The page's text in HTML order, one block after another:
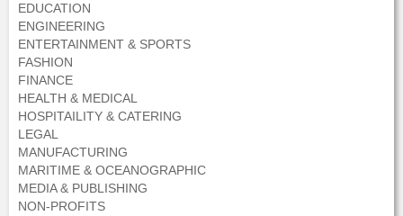
EDUCATION
ENGINEERING
ENTERTAINMENT & SPORTS
FASHION
FINANCE
HEALTH & MEDICAL
HOSPITAILITY & CATERING
LEGAL
MANUFACTURING
MARITIME & OCEANOGRAPHIC
MEDIA & PUBLISHING
NON-PROFITS